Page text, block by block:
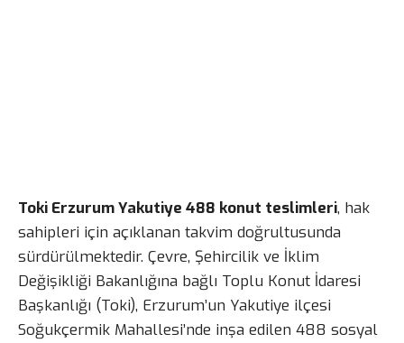
Toki Erzurum Yakutiye 488 konut teslimleri, hak
sahipleri için açıklanan takvim doğrultusunda
sürdürülmektedir. Çevre, Şehircilik ve İklim
Değişikliği Bakanlığına bağlı Toplu Konut İdaresi
Başkanlığı (Toki), Erzurum’un Yakutiye ilçesi
Soğukçermik Mahallesi’nde inşa edilen 488 sosyal